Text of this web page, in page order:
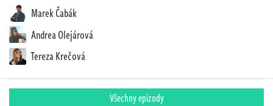
Marek Čabák
Andrea Olejárová
Tereza Krečová
Všechny epizody